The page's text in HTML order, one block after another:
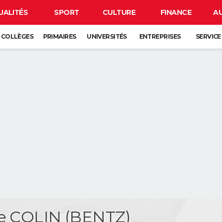
SPORT CULTURE FINANCE
COLLÈGES PRIMAIRES UNIVERSITÉS ENTREPRISES
COLIN (BENTZ)